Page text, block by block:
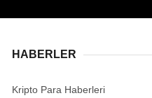
HABERLER
Kripto Para Haberleri